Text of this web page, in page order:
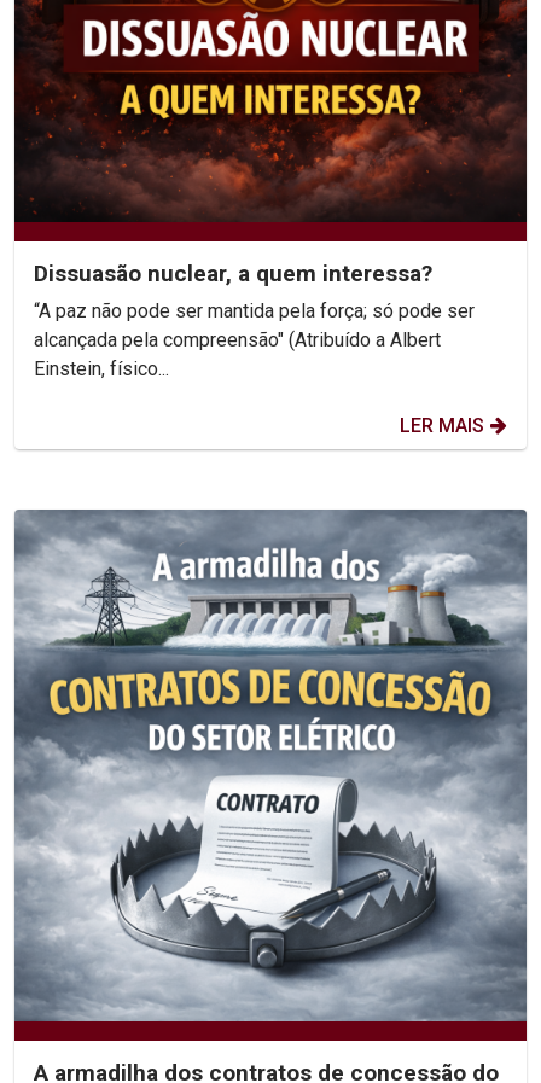
Dissuasão nuclear, a quem interessa?
“A paz não pode ser mantida pela força; só pode ser
alcançada pela compreensão" (Atribuído a Albert
Einstein, físico...
LER MAIS
A armadilha dos contratos de concessão do